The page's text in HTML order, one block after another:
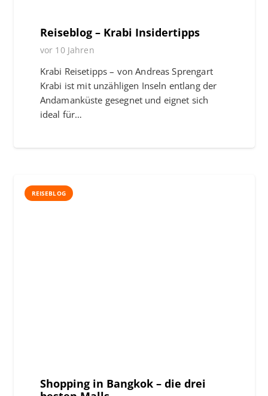
Reiseblog – Krabi Insidertipps
vor 10 Jahren
Krabi Reisetipps – von Andreas Sprengart
Krabi ist mit unzähligen Inseln entlang der
Andamanküste gesegnet und eignet sich
ideal für…
REISEBLOG
Shopping in Bangkok – die drei